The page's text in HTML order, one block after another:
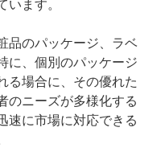
ます。
品のパッケージ、ラベ
に、個別のパッケージ
る場合に、その優れた
のニーズが多様化する
速に市場に対応できる